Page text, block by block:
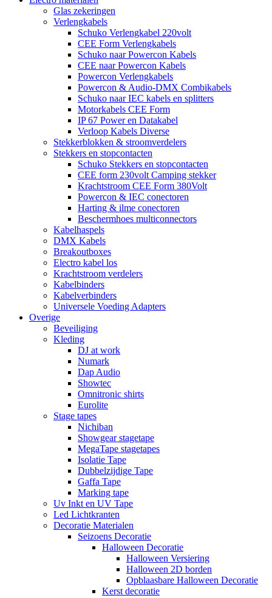
Glas zekeringen
Verlengkabels
Schuko Verlengkabel 220volt
CEE Form Verlengkabels
Schuko naar Powercon Kabels
CEE naar Powercon Kabels
Powercon Verlengkabels
Powercon & Audio-DMX Combikabels
Schuko naar IEC kabels en splitters
Motorkabels CEE Form
IP 67 Power en Datakabel
Verloop Kabels Diverse
Stekkerblokken & stroomverdelers
Stekkers en stopcontacten
Schuko Stekkers en stopcontacten
CEE form 230volt Camping stekker
Krachtstroom CEE Form 380Volt
Powercon & IEC conectoren
Harting & ilme conectoren
Beschermhoes multiconnectors
Kabelhaspels
DMX Kabels
Breakoutboxes
Electro kabel los
Krachtstroom verdelers
Kabelbinders
Kabelverbinders
Universele Voeding Adapters
Overige
Beveiliging
Kleding
DJ at work
Numark
Dap Audio
Showtec
Omnitronic shirts
Eurolite
Stage tapes
Nichiban
Showgear stagetape
MegaTape stagetapes
Isolatie Tape
Dubbelzijdige Tape
Gaffa Tape
Marking tape
Uv Inkt en UV Tape
Led Lichtkranten
Decoratie Materialen
Seizoens Decoratie
Halloween Decoratie
Halloween Versiering
Halloween 2D borden
Opblaasbare Halloween Decoratie
Kerst decoratie